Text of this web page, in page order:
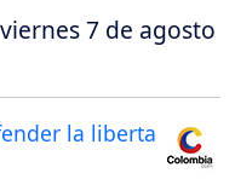
7 de agosto